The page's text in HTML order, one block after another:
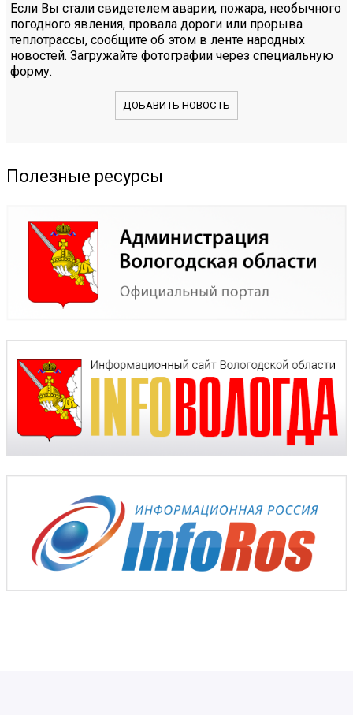
Если Вы стали свидетелем аварии, пожара, необычного
погодного явления, провала дороги или прорыва
теплотрассы, сообщите об этом в ленте народных
новостей. Загружайте фотографии через специальную
форму.
ДОБАВИТЬ НОВОСТЬ
Полезные ресурсы